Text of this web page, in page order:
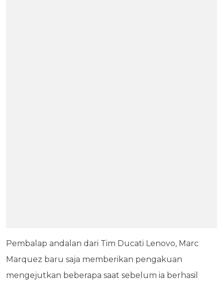
Pembalap andalan dari Tim Ducati Lenovo, Marc
Marquez baru saja memberikan pengakuan
mengejutkan beberapa saat sebelum ia berhasil